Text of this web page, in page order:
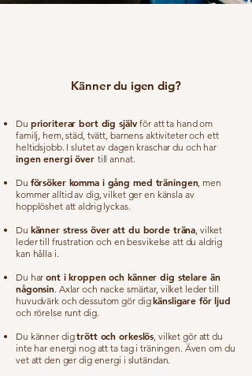
Känner du igen dig?
Du prioriterar bort dig självför att ta hand om
familj, hem, städ, tvätt, barnens aktiviteter och ett
heltidsjobb. I slutet av dagen kraschar du och har
ingen energi över till annat.
Du försöker komma i gång med träningen, men
kommer alltid av dig, vilket ger en känsla av
hopplöshet att aldrig lyckas.
Du känner stress över att du borde träna, vilket
leder till frustration och en besvikelse att du aldrig
kan hålla i.
Du haront i kroppen och känner dig stelare än
någonsin. Axlar och nacke smärtar, vilket leder till
huvudvärk och dessutom gör digkänsligare för ljud
och rörelse runt dig.
Du känner digtrött och orkeslös, vilket gör att du
inte har energi nog att ta tag i träningen. Även om du
vet att den ger dig energi i slutändan.